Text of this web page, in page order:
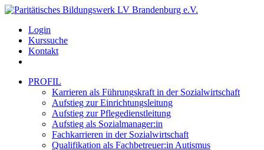
Login
Kurssuche
Kontakt
PROFIL
Karrieren als Führungskraft in der Sozialwirtschaft
Aufstieg zur Einrichtungsleitung
Aufstieg zur Pflegedienstleitung
Aufstieg als Sozialmanager:in
Fachkarrieren in der Sozialwirtschaft
Qualifikation als Fachbetreuer:in Autismus